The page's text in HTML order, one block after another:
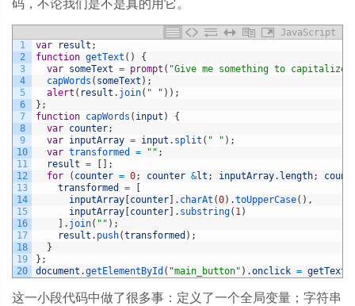
码，不论我们是不是真的用它。
JavaScript
1
2
3
4
5
6
7
8
9
10
11
12
13
14
15
16
17
18
19
20
var result ;
function getText ( )
{
var someText = prompt ( "Give me something to capitalize"
capWords ( someText ) ;
alert ( result . join( " " ) ) ;
} ;
function capWords ( input )
{
var counter;
var inputArray = input . split ( " " ) ;
var transformed = "" ;
result =
;
for
( counter = 0; counter &lt ; inputArray. length;
transformed
=
inputArray counter . charAt (0) .toUpperCase( ) ,
inputArray counter . substring( 1)
. join( "" ) ;
result . push(transformed ) ;
}
} ;
document .getElementById ( "main_button" ) .onclick = getText
这一小段代码中做了很多事：定义了一个全局变量；字符串